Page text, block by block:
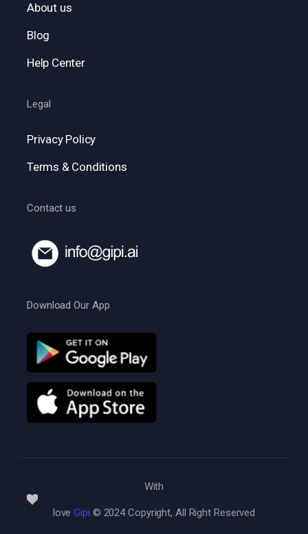
About us
Blog
Help Center
Legal
Privacy Policy
Terms & Conditions
Contact us
Download Our App
With
loveGipi © 2024 Copyright, All Right Reserved